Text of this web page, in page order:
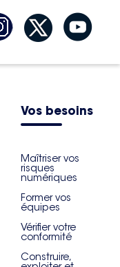
Vos besoins
Maîtriser vos
risques
numériques
Former vos
équipes
Vérifier votre
conformité
Construire,